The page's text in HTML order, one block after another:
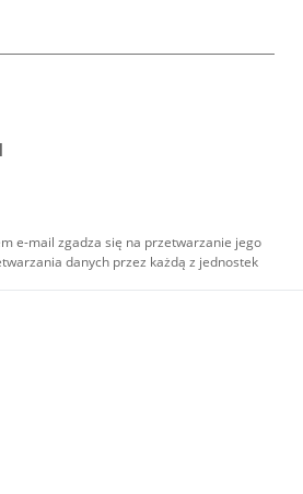
e-mail zgadza się na przetwarzanie jego
danych przez każdą z jednostek